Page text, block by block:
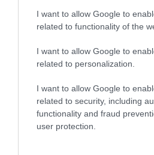
I want to allow Google to
related to functionality of the
I want to allow Google to
related to personalization.
I want to allow Google to
related to security, including
functionality and fraud
user protection.